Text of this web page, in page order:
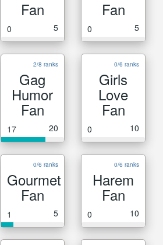
Fan
0 5
Fan
0 5
2/8 ranks
Gag
Humor
Fan
17 20
0/6 ranks
Girls
Love
Fan
0 10
0/6 ranks
Gourmet
Fan
1 5
0/6 ranks
Harem
Fan
0 10